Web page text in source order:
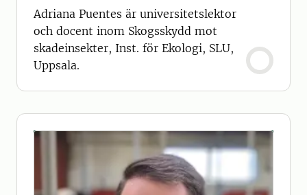
Adriana Puentes är universitetslektor
och docent inom Skogsskydd mot
skadeinsekter, Inst. för Ekologi, SLU,
Uppsala.